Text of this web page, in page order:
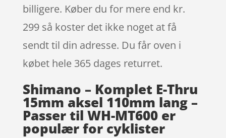
billigere. Køber du for mere end kr.
299 så koster det ikke noget at få
sendt til din adresse. Du får oven i
købet hele 365 dages returret.
Shimano – Komplet E-Thru
15mm aksel 110mm lang –
Passer til WH-MT600 er
populær for cyklister